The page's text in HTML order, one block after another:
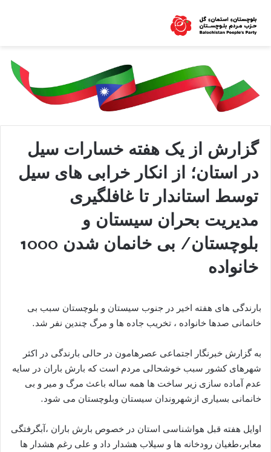
گزارش از یک هفته خسارات سیل
در استان؛ از انکار خرابی های سیل
توسط استاندار تا غافلگیری
مدیریت بحران سیستان و
بلوچستان/ بی خانمان شدن 1000
خانواده
بارندگی های هفته اخیر در جنوب سیستان و بلوچستان سبب بی
خانمانی صدها خانواده ، تخریب جاده ها و مرگ چندین نفر شد.
به گزارش خبرنگار اجتماعی عصرهامون در حالی بارندگی در اکثر
شهرهای کشور سبب خوشحالی مردم است که بارش باران در سایه
عدم آماده سازی زیر ساخت ها همه ساله باعث مرگ و میر و بی
خانمانی بسیاری ازشهروندان سیستان وبلوچستان می شود.
اوایل هفته قبل هواشناسی استان در خصوص بارش باران ،آبگرفتگی
معابر،طغیان رودخانه ها و سیلاب هشدار داد و علی رغم هشدار ها